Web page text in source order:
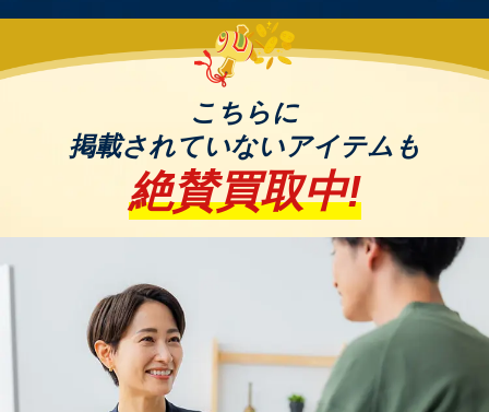
す。
3. レコーダー・プレーヤー用リモコン
DVDやBlu-rayレコーダー、CDプレーヤーなどを操作
するリモコンです。再生・停止・早送りなど、映
像・音楽作品の操作が主な機能となります。
ソニーの「RMT-B」シリーズやパナソニックの
「N2QAYB」シリーズなどが代表的で、ボタン数が
査定のポイントとしては、ディスクメニューや録画
設定などの機能ボタンが正常に反応するか、ラベル
や印字が消えていないかなどです。
4. サウンドバー・オーディオリモコン
こちらに
掲載されていないアイテムも
絶賛買取中!